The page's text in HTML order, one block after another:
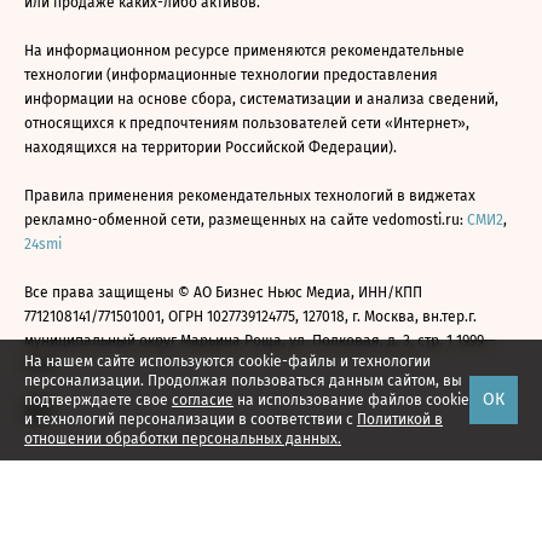
На нашем сайте используются cookie-файлы и технологии
персонализации. Продолжая пользоваться данным сайтом, вы
подтверждаете свое согласие на использование файлов cookie
и технологий персонализации в соответствии с Политикой в
отношении обработки персональных данных.
ОК
На информационном ресурсе применяются рекомендательные
технологии (информационные технологии предоставления
информации на основе сбора, систематизации и анализа сведений,
относящихся к предпочтениям пользователей сети «Интернет»,
находящихся на территории Российской Федерации).
Правила применения рекомендательных технологий в виджетах
рекламно-обменной сети, размещенных на сайте vedomosti.ru: СМИ2,
24smi
Все права защищены © АО Бизнес Ньюс Медиа, ИНН/КПП
7712108141/771501001, ОГРН 1027739124775, 127018, г. Москва, вн.тер.г.
муниципальный округ Марьина Роща, ул. Полковая, д. 3, стр. 1 1999—
2026